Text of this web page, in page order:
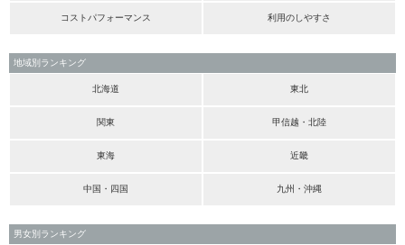
コストパフォーマンス 利用のしやすさ
地域別ランキング
北海道 東北
関東 甲信越・北陸
東海 近畿
中国・四国 九州・沖縄
男女別ランキング